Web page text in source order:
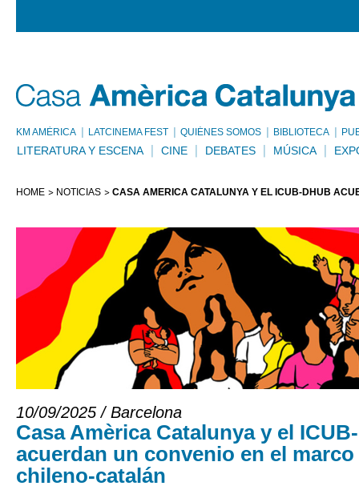
KM AMÈRICA LATCINEMA FEST QUIÉNES SOMOS BIBLIOTECA
LITERATURA Y ESCENA CINE DEBATES MÚSICA
HOME NOTICIAS CASA AMÈRICA CATALUNYA Y EL ICUB-DHUB
10/09/2025 / Barcelona
Casa Amèrica Catalunya y el
acuerdan un convenio en el
chileno-catalán